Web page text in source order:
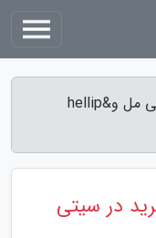
مراکز خرید مراکش - لذت خرید در سیتی مل و&hellip
در سیتی